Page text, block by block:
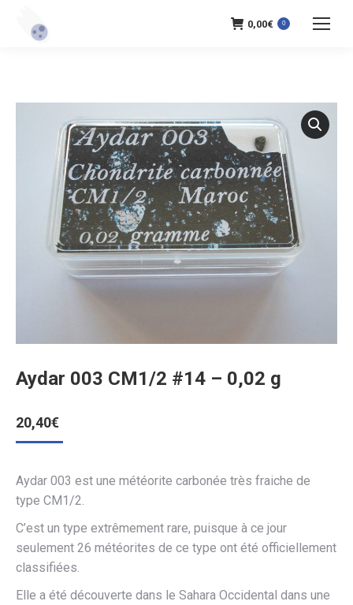
0,00€ 0
Aydar 003 CM1/2 #14 – 0,02 g
20,40€
Aydar 003 est une météorite carbonée très fraiche de
type CM1/2.
C’est un type extrêmement rare, puisque à ce jour
seulement 26 météorites de ce type ont été officiellement
classifiées.
Elle a été découverte dans le Sahara Occidental dans une